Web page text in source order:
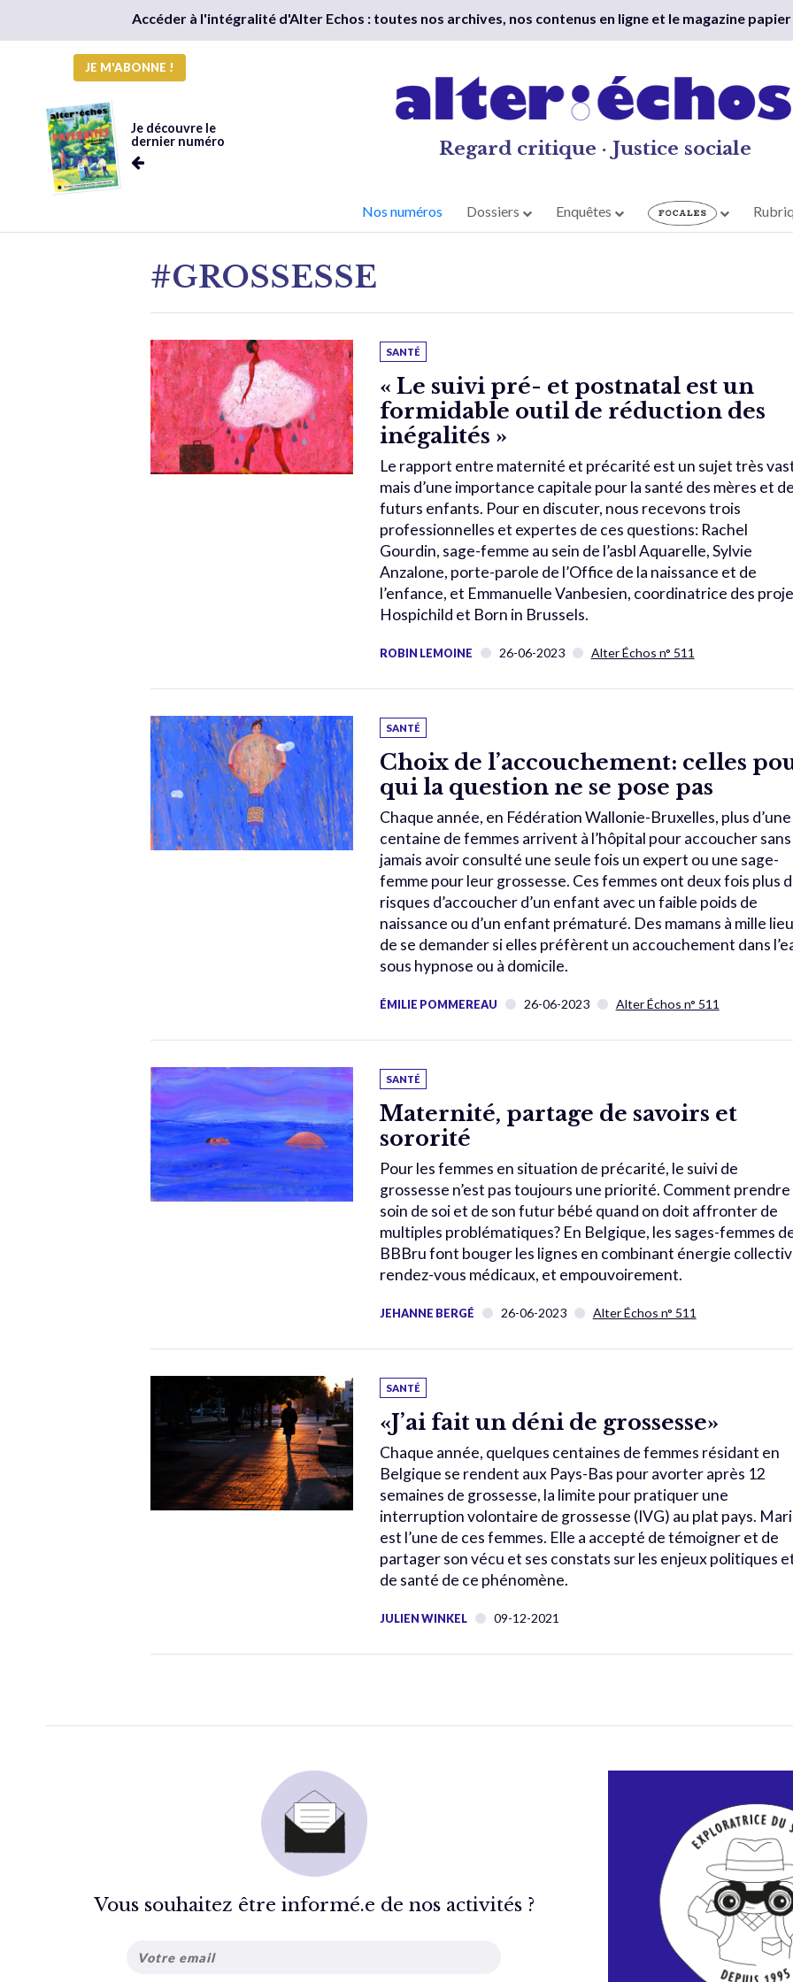
Accéder à l'intégralité d'Alter Echos : toutes nos archives, nos contenus en ligne et le magazine papier
JE M'ABONNE !
Je découvre le
dernier numéro
Regard critique · Justice sociale
Nos numéros Dossiers Enquêtes
#GROSSESSE
SANTÉ
« Le suivi pré- et postnatal est un
formidable outil de réduction des
inégalités »
Le rapport entre maternité et précarité est un sujet très
mais d’une importance capitale pour la santé des mères et
futurs enfants. Pour en discuter, nous recevons trois
professionnelles et expertes de ces questions: Rachel
Gourdin, sage-femme au sein de l’asbl Aquarelle, Sylvie
Anzalone, porte-parole de l’Office de la naissance et de
l’enfance, et Emmanuelle Vanbesien, coordinatrice des
Hospichild et Born in Brussels.
ROBIN LEMOINE 26-06-2023 Alter Échos n° 511
SANTÉ
Choix de l’accouchement: celles
qui la question ne se pose pas
Chaque année, en Fédération Wallonie-Bruxelles, plus d’une
centaine de femmes arrivent à l’hôpital pour accoucher sans
jamais avoir consulté une seule fois un expert ou une sage-
femme pour leur grossesse. Ces femmes ont deux fois plus
risques d’accoucher d’un enfant avec un faible poids de
naissance ou d’un enfant prématuré. Des mamans à mille
de se demander si elles préfèrent un accouchement dans
sous hypnose ou à domicile.
ÉMILIE POMMEREAU 26-06-2023 Alter Échos n° 511
SANTÉ
Maternité, partage de savoirs et
sororité
Pour les femmes en situation de précarité, le suivi de
grossesse n’est pas toujours une priorité. Comment prendre
soin de soi et de son futur bébé quand on doit affronter de
multiples problématiques? En Belgique, les sages-femmes
BBBru font bouger les lignes en combinant énergie
rendez-vous médicaux, et empouvoirement.
JEHANNE BERGÉ 26-06-2023 Alter Échos n° 511
SANTÉ
«J’ai fait un déni de grossesse»
Chaque année, quelques centaines de femmes résidant en
Belgique se rendent aux Pays-Bas pour avorter après 12
semaines de grossesse, la limite pour pratiquer une
interruption volontaire de grossesse (IVG) au plat pays.
est l’une de ces femmes. Elle a accepté de témoigner et de
partager son vécu et ses constats sur les enjeux politiques
de santé de ce phénomène.
JULIEN WINKEL 09-12-2021
Vous souhaitez être informé.e de nos activités ?